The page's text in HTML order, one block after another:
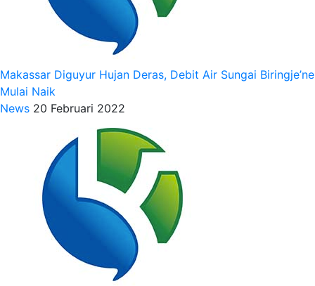
Makassar Diguyur Hujan Deras, Debit Air Sungai Biringje’ne
Mulai Naik
News 20 Februari 2022